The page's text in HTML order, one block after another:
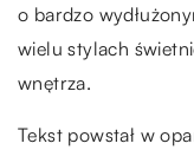
o bardzo
wielu stylach
wnętrza.
Tekst powstał w